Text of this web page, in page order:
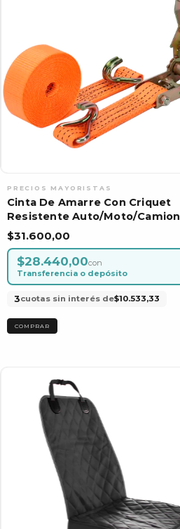
Cinta De Amarre Con Criquet
Resistente Auto/Moto/
Unidad
$31.600,00
$28.440,00con
Transferencia o depósito
3cuotas sin interés de$10.533,33